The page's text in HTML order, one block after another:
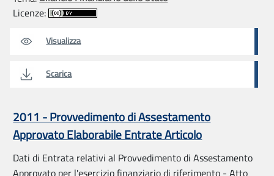
Licenze:
Visualizza
Scarica
2011 - Provvedimento di Assestamento
Approvato Elaborabile Entrate Articolo
Dati di Entrata relativi al Provvedimento di Assestamento
Approvato per l'esercizio finanziario di riferimento - Atto